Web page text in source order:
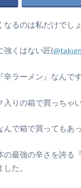
るのは私だけでしょ
強くはない匠(
ラーメン』なんで
りの箱で買っちゃい
で箱で買ってもあ
最強の辛さを誇る
た。